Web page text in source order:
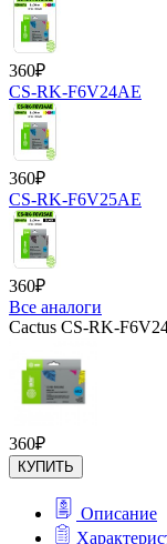
360₽
CS-RK-F6V24AE
360₽
CS-RK-F6V25AE
360₽
Все аналоги
Cactus CS-RK-
360₽
КУПИТЬ
Описание